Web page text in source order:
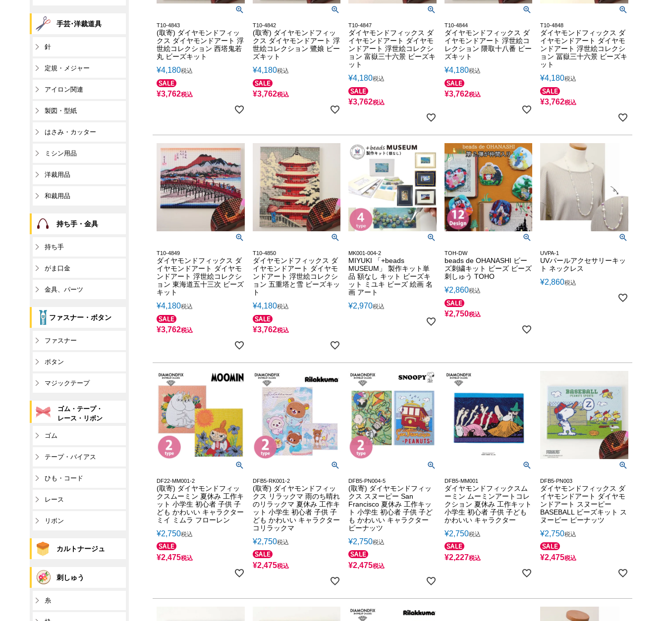
T10-4843
(取寄) ダイヤモンドフィッ
クス ダイヤモンドアート 浮
世絵コレクション 西塔鬼若
丸 ビーズキット
¥4,180税込
¥3,762税込
T10-4842
(取寄) ダイヤモンドフィッ
クス ダイヤモンドアート 浮
世絵コレクション 鷺娘 ビー
ズキット
¥4,180税込
¥3,762税込
T10-4847
ダイヤモンドフィックス ダ
イヤモンドアート ダイヤモ
ンドアート 浮世絵コレクシ
ョン 富嶽三十六景 ビーズキ
ット
¥4,180税込
¥3,762税込
T10-4844
ダイヤモンドフィックス ダ
イヤモンドアート 浮世絵コ
レクション 隈取十八番 ビー
ズキット
¥4,180税込
¥3,762税込
T10-4848
ダイヤモンドフィックス ダ
イヤモンドアート ダイヤモ
ンドアート 浮世絵コレクシ
ョン 冨嶽三十六景 ビーズキ
ット
¥4,180税込
¥3,762税込
T10-4849
ダイヤモンドフィックス ダ
イヤモンドアート ダイヤモ
ンドアート 浮世絵コレクシ
ョン 東海道五十三次 ビーズ
キット
¥4,180税込
¥3,762税込
T10-4850
ダイヤモンドフィックス ダ
イヤモンドアート ダイヤモ
ンドアート 浮世絵コレクシ
ョン 五重塔と雪 ビーズキッ
ト
¥4,180税込
¥3,762税込
MK001-004-2
MIYUKI 「+beads
MUSEUM」 製作キット単
品 額なし キット ビーズキ
ット ミユキ ビーズ 絵画 名
画 アート
¥2,970税込
TOH-DW
beads de OHANASHI ビー
ズ刺繍キット ビーズ ビーズ
刺しゅう TOHO
¥2,860税込
¥2,750税込
UVPA-1
UVパールアクセサリーキッ
ト ネックレス
¥2,860税込
DF22-MM001-2
(取寄) ダイヤモンドフィッ
クスムーミン 夏休み 工作キ
ット 小学生 初心者 子供 子
ども かわいい キャラクター
ミイ ミムラ フローレン
¥2,750税込
¥2,475税込
DFB5-RK001-2
(取寄) ダイヤモンドフィッ
クス リラックマ 雨のち晴れ
のリラックマ 夏休み 工作キ
ット 小学生 初心者 子供 子
ども かわいい キャラクター
コリラックマ
¥2,750税込
¥2,475税込
DFB5-PN004-5
(取寄) ダイヤモンドフィッ
クス スヌーピー San
Francisco 夏休み 工作キッ
ト 小学生 初心者 子供 子ど
も かわいい キャラクター
ピーナッツ
¥2,750税込
¥2,475税込
DFB5-MM001
ダイヤモンドフィックスム
ーミン ムーミンアートコレ
クション 夏休み 工作キット
小学生 初心者 子供 子ども
かわいい キャラクター
¥2,750税込
¥2,227税込
DFB5-PN003
ダイヤモンドフィックス ダ
イヤモンドアート ダイヤモ
ンドアート スヌーピー
BASEBALL ビーズキット ス
ヌーピー ピーナッツ
¥2,750税込
¥2,475税込
手芸･洋裁道具
針
定規・メジャー
アイロン関連
製図・型紙
はさみ・カッター
ミシン用品
洋裁用品
和裁用品
持ち手・金具
持ち手
がま口金
金具、パーツ
ファスナー・ボタン
ファスナー
ボタン
マジックテープ
ゴム・テープ・
レース・リボン
ゴム
テープ・バイアス
ひも・コード
レース
リボン
カルトナージュ
刺しゅう
糸